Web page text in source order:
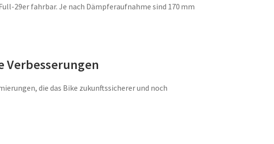
29er fahrbar. Je nach Dämpferaufnahme sind 170 mm
Verbesserungen
die das Bike zukunftssicherer und noch